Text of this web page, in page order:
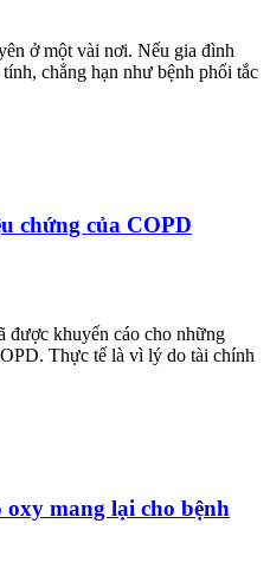
ở một vài nơi. Nếu gia đình
chẳng hạn như bệnh phổi tắc
chứng của COPD
được khuyến cáo cho những
Thực tế là vì lý do tài chính
mang lại cho bệnh